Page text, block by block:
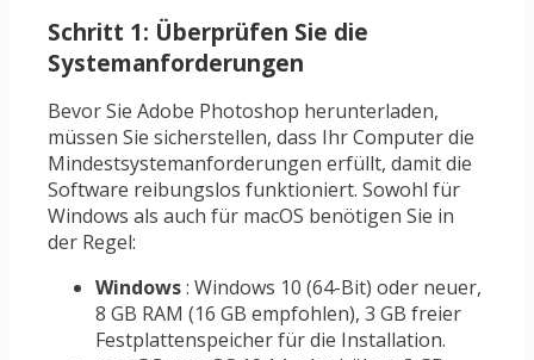
Schritt 1: Überprüfen Sie die
Systemanforderungen
Bevor Sie Adobe Photoshop herunterladen,
müssen Sie sicherstellen, dass Ihr Computer die
Mindestsystemanforderungen erfüllt, damit die
Software reibungslos funktioniert. Sowohl für
Windows als auch für macOS benötigen Sie in
der Regel:
Windows: Windows 10 (64-Bit) oder neuer,
8 GB RAM (16 GB empfohlen), 3 GB freier
Festplattenspeicher für die Installation.